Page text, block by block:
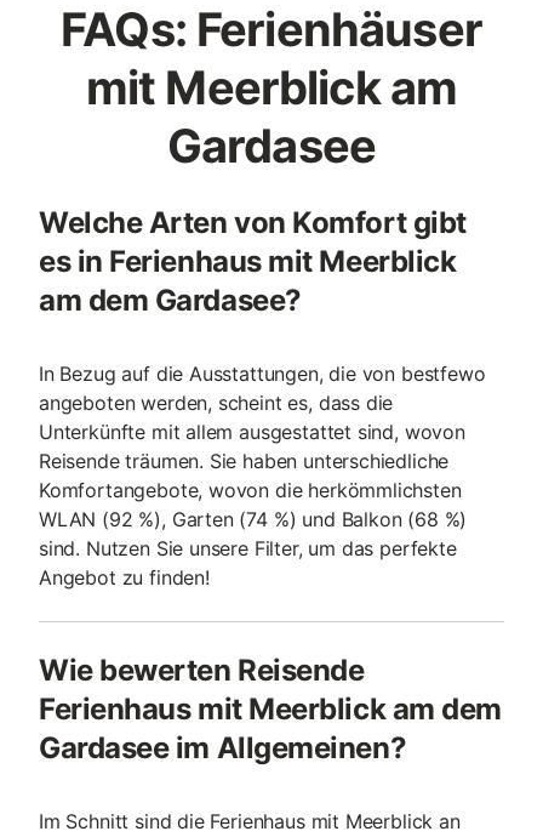
FAQs: Ferienhäuser
mit Meerblick am
Gardasee
Welche Arten von Komfort gibt
es in Ferienhaus mit Meerblick
am dem Gardasee?
In Bezug auf die Ausstattungen, die von bestfewo
angeboten werden, scheint es, dass die
Unterkünfte mit allem ausgestattet sind, wovon
Reisende träumen. Sie haben unterschiedliche
Komfortangebote, wovon die herkömmlichsten
WLAN (92 %), Garten (74 %) und Balkon (68 %)
sind. Nutzen Sie unsere Filter, um das perfekte
Angebot zu finden!
Wie bewerten Reisende
Ferienhaus mit Meerblick am dem
Gardasee im Allgemeinen?
Im Schnitt sind die Ferienhaus mit Meerblick an